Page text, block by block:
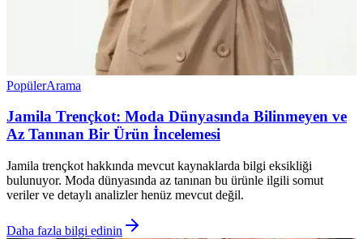
PopülerArama
Jamila Trençkot: Moda Dünyasında Bilinmeyen ve
Az Tanınan Bir Ürün İncelemesi
Jamila trençkot hakkında mevcut kaynaklarda bilgi eksikliği
bulunuyor. Moda dünyasında az tanınan bu ürünle ilgili somut
veriler ve detaylı analizler henüz mevcut değil.
Daha fazla bilgi edinin